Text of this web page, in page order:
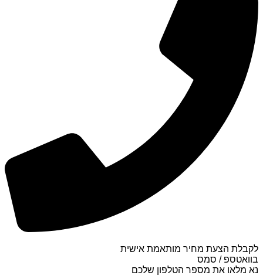
לקבלת הצעת מחיר מותאמת אישית
בוואטספ / סמס
נא מלאו את מספר הטלפון שלכם